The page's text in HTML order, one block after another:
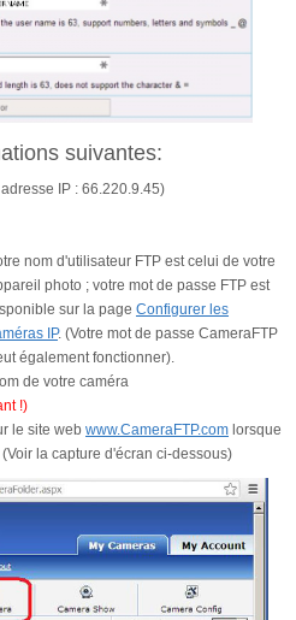
suivantes:
IP : 66.220.9.45)
nom d'utilisateur FTP est celui de votre
photo ; votre mot de passe FTP est
sur la page Configurer les
IP. (Votre mot de passe CameraFTP
également fonctionner).
de votre caméra
!)
le site web www.CameraFTP.com lorsque
la capture d'écran ci-dessous)